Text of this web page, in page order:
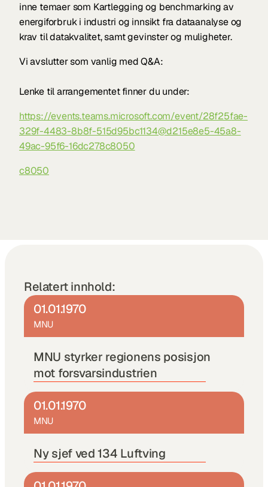
inne temaer som Kartlegging og benchmarking av
energiforbruk i industri og innsikt fra dataanalyse og
krav til datakvalitet, samt gevinster og muligheter.
Vi avslutter som vanlig med Q&A:
Lenke til arrangementet finner du under:
https://events.teams.microsoft.com/event/28f25fae-
329f-4483-8b8f-515d95bc1134@d215e8e5-45a8-
49ac-95f6-16dc278c8050
c8050
Relatert innhold:
01.01.1970
MNU
MNU styrker regionens posisjon
mot forsvarsindustrien
01.01.1970
MNU
Ny sjef ved 134 Luftving